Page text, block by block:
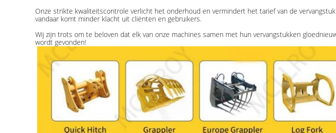
Onze strikte kwaliteitscontrole verlicht het onderhoud en vermindert het tarief van de
vandaar komt minder klacht uit cliënten en gebruikers.
Wij zijn trots om te beloven dat elk van onze machines samen met hun vervangstukken
wordt gevonden!